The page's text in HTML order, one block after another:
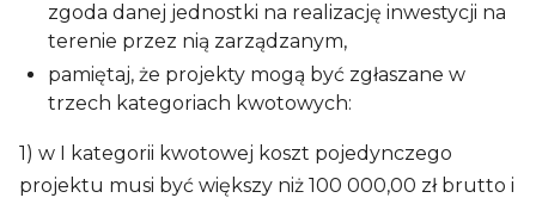
zgoda danej jednostki na realizację inwestycji na
terenie przez nią zarządzanym,
pamiętaj, że projekty mogą być zgłaszane w
trzech kategoriach kwotowych:
1) w I kategorii kwotowej koszt pojedynczego
projektu musi być większy niż 100 000,00 zł brutto i